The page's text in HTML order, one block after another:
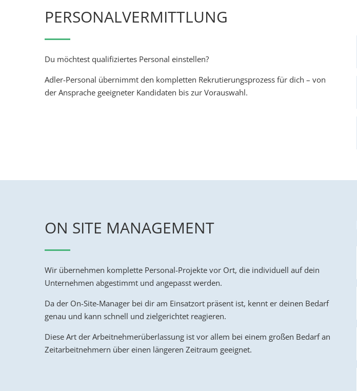
PERSONALVERMITTLUNG
Du möchtest qualifiziertes Personal einstellen?
Adler-Personal übernimmt den kompletten Rekrutierungsprozess für dich – von
der Ansprache geeigneter Kandidaten bis zur Vorauswahl.
ON SITE MANAGEMENT
Wir übernehmen komplette Personal-Projekte vor Ort, die individuell auf dein
Unternehmen abgestimmt und angepasst werden.
Da der On-Site-Manager bei dir am Einsatzort präsent ist, kennt er deinen Bedarf
genau und kann schnell und zielgerichtet reagieren.
Diese Art der Arbeitnehmerüberlassung ist vor allem bei einem großen Bedarf an
Zeitarbeitnehmern über einen längeren Zeitraum geeignet.